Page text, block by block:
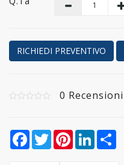
RICHIEDI PREVENTIVO
0 Recensioni
Facebook
TwitterPinterestLinkedIn